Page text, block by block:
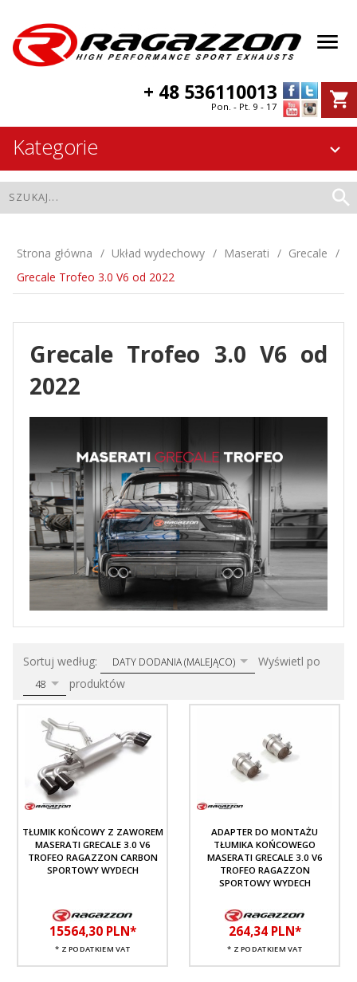
+ 48 536110013
Pon. - Pt. 9 - 17
Kategorie
Strona główna Układ wydechowy Maserati
Grecale
Grecale Trofeo 3.0 V6 od 2022
Grecale Trofeo 3.0 V6 od
2022
Sortuj według: sortDATY DODANIA (MALEJĄCO) Wyświetl po
48 produktów
TŁUMIK KOŃCOWY Z ZAWOREM
MASERATI GRECALE 3.0 V6
TROFEO RAGAZZON CARBON
SPORTOWY WYDECH
15564,30 PLN*
* Z PODATKIEM VAT
ADAPTER DO MONTAŻU
TŁUMIKA KOŃCOWEGO
MASERATI GRECALE 3.0 V6
TROFEO RAGAZZON
SPORTOWY WYDECH
264,34 PLN*
* Z PODATKIEM VAT